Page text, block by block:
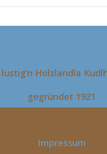
Herbstgauversammlung
lustig’n Holzlandla
gegründet 1921
Impressum